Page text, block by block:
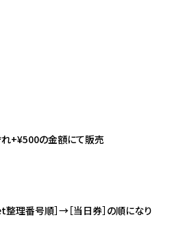
+¥500の金額にて販売
理番号順］→［当日券］の順になり